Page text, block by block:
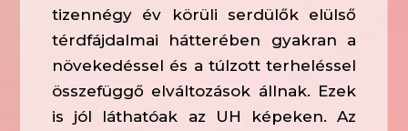
tizennégy év körüli serdülők elülső
térdfájdalmai hátterében gyakran a
növekedéssel és a túlzott terheléssel
összefüggő elváltozások állnak. Ezek
is jól láthatóak az UH képeken. Az